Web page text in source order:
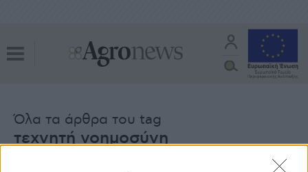
Όλα τα άρθρα του tag
τεχνητή νοημοσύνη